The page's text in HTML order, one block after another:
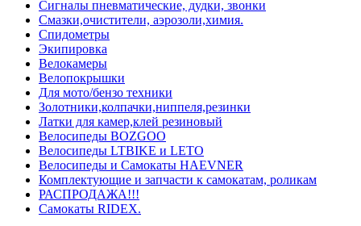
Сигналы пневматические, дудки, звонки
Смазки,очистители, аэрозоли,химия.
Спидометры
Экипировка
Велокамеры
Велопокрышки
Для мото/бензо техники
Золотники,колпачки,ниппеля,резинки
Латки для камер,клей резиновый
Велосипеды BOZGOO
Велосипеды LTBIKE и LETO
Велосипеды и Самокаты HAEVNER
Комплектующие и запчасти к самокатам, роликам
РАСПРОДАЖА!!!
Самокаты RIDEX.